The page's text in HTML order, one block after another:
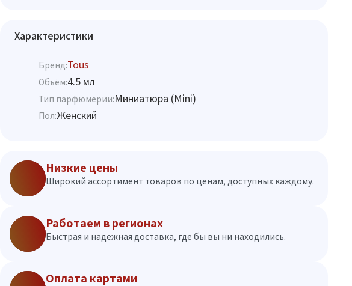
Характеристики
Бренд:Tous
Объём:4.5 мл
Тип парфюмерии:Миниатюра (Mini)
Пол:Женский
Низкие цены
Широкий ассортимент товаров по ценам, доступных каждому.
Работаем в регионах
Быстрая и надежная доставка, где бы вы ни находились.
Оплата картами